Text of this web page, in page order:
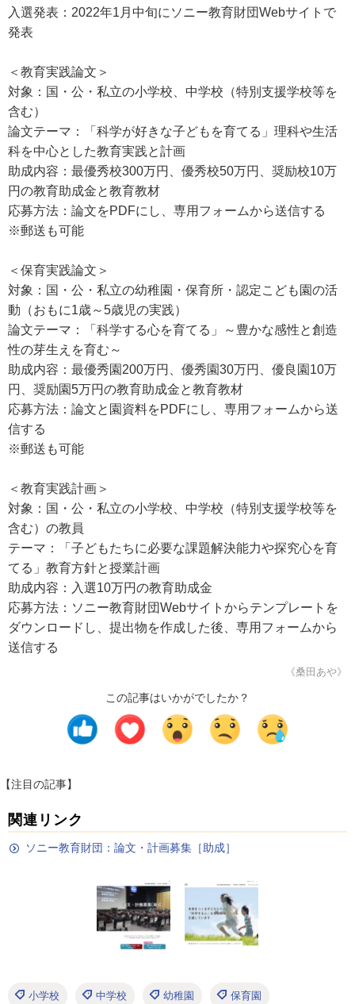
入選発表：2022年1月中旬にソニー教育財団Webサイトで
発表
＜教育実践論文＞
対象：国・公・私立の小学校、中学校（特別支援学校等を
含む）
論文テーマ：「科学が好きな子どもを育てる」理科や生活
科を中心とした教育実践と計画
助成内容：最優秀校300万円、優秀校50万円、奨励校10万
円の教育助成金と教育教材
応募方法：論文をPDFにし、専用フォームから送信する
※郵送も可能
＜保育実践論文＞
対象：国・公・私立の幼稚園・保育所・認定こども園の活
動（おもに1歳～5歳児の実践）
論文テーマ：「科学する心を育てる」～豊かな感性と創造
性の芽生えを育む～
助成内容：最優秀園200万円、優秀園30万円、優良園10万
円、奨励園5万円の教育助成金と教育教材
応募方法：論文と園資料をPDFにし、専用フォームから送
信する
※郵送も可能
＜教育実践計画＞
対象：国・公・私立の小学校、中学校（特別支援学校等を
含む）の教員
テーマ：「子どもたちに必要な課題解決能力や探究心を育
てる」教育方針と授業計画
助成内容：入選10万円の教育助成金
応募方法：ソニー教育財団Webサイトからテンプレートを
ダウンロードし、提出物を作成した後、専用フォームから
送信する
《桑田あや》
この記事はいかがでしたか？
【注目の記事】
関連リンク
ソニー教育財団：論文・計画募集［助成］
小学校 中学校 幼稚園 保育園